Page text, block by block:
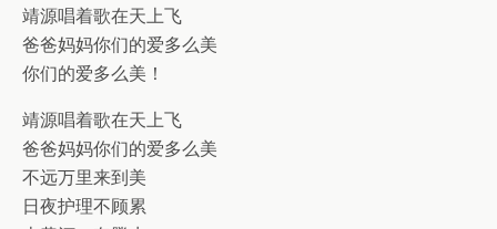
靖源唱着歌在天上飞
爸爸妈妈你们的爱多么美
你们的爱多么美！
靖源唱着歌在天上飞
爸爸妈妈你们的爱多么美
不远万里来到美
日夜护理不顾累